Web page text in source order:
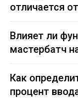
отличается
Влияет ли
мастербатч
Как
процент